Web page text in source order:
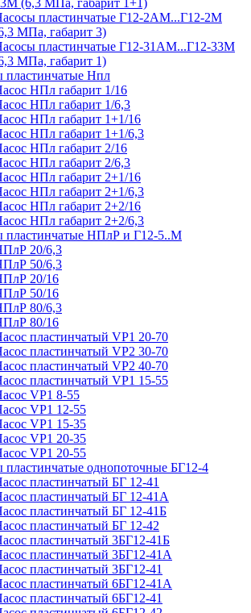
(6,3 МПа, габарит 1+1)
пластинчатые Г12-2АМ...Г12-2М
МПа, габарит 3)
пластинчатые Г12-31АМ...Г12-33М
МПа, габарит 1)
пластинчатые Нпл
НПл габарит 1/16
НПл габарит 1/6,3
НПл габарит 1+1/16
НПл габарит 1+1/6,3
НПл габарит 2/16
НПл габарит 2/6,3
НПл габарит 2+1/16
НПл габарит 2+1/6,3
НПл габарит 2+2/16
НПл габарит 2+2/6,3
пластинчатые НПлР и Г12-5..М
20/6,3
50/6,3
20/16
50/16
80/6,3
80/16
пластинчатый VP1 20-70
пластинчатый VP2 30-70
пластинчатый VP2 40-70
пластинчатый VP1 15-55
VP1 8-55
VP1 12-55
VP1 15-35
VP1 20-35
VP1 20-55
пластинчатые однопоточные БГ12-4
пластинчатый БГ 12-41
пластинчатый БГ 12-41А
пластинчатый БГ 12-41Б
пластинчатый БГ 12-42
пластинчатый 3БГ12-41Б
пластинчатый 3БГ12-41А
пластинчатый 3БГ12-41
пластинчатый 6БГ12-41А
пластинчатый 6БГ12-41